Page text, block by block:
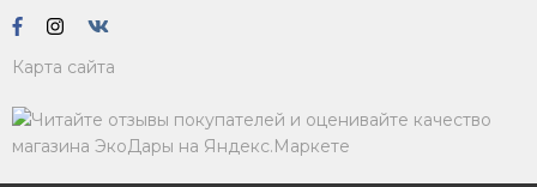
Карта сайта